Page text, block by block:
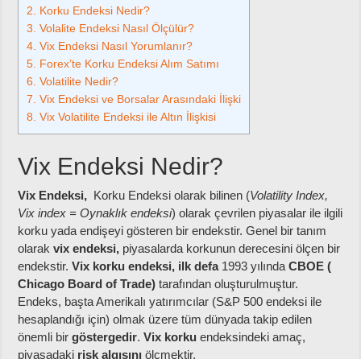
2. Korku Endeksi Nedir?
3. Volalite Endeksi Nasıl Ölçülür?
4. Vix Endeksi Nasıl Yorumlanır?
5. Forex’te Korku Endeksi Alım Satımı
6. Volatilite Nedir?
7. Vix Endeksi ve Borsalar Arasındaki İlişki
8. Vix Volatilite Endeksi ile Altın İlişkisi
Vix Endeksi Nedir?
Vix Endeksi, Korku Endeksi olarak bilinen (Volatility Index,
Vix index = Oynaklık endeksi) olarak çevrilen piyasalar ile ilgili
korku yada endişeyi gösteren bir endekstir. Genel bir tanım
olarakvix endeksi, piyasalarda korkunun derecesini ölçen bir
endekstir. Vix korku endeksi, ilk defa1993 yılındaCBOE (
Chicago Board of Trade) tarafından oluşturulmuştur.
Endeks, başta Amerikalı yatırımcılar (S&P 500 endeksi ile
hesaplandığı için) olmak üzere tüm dünyada takip edilen
önemli birgöstergedir.Vix korku endeksindeki amaç,
piyasadaki risk algısını ölçmektir.